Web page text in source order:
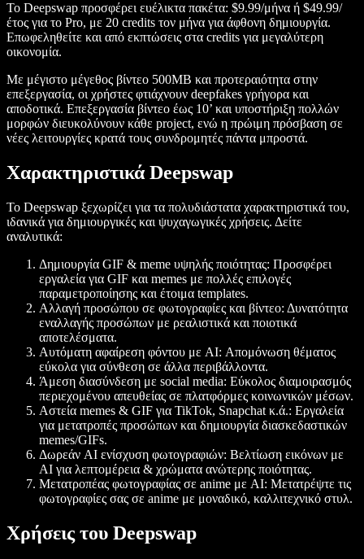
Το Deepswap προσφέρει ευέλικτα πακέτα: $9.99/μήνα ή $49.99/
έτος για το Pro, με 20 credits τον μήνα για άφθονη δημιουργία.
Επωφεληθείτε και από εκπτώσεις στα credits για μεγαλύτερη
οικονομία.
Με μέγιστο μέγεθος βίντεο 500MB και προτεραιότητα στην
επεξεργασία, οι χρήστες φτιάχνουν deepfakes γρήγορα και
αποδοτικά. Επεξεργασία βίντεο έως 10’ και υποστήριξη πολλών
μορφών διευκολύνουν κάθε project, ενώ η πρώιμη πρόσβαση σε
νέες λειτουργίες κρατά τους συνδρομητές πάντα μπροστά.
Χαρακτηριστικά Deepswap
Το Deepswap ξεχωρίζει για τα πολυδιάστατα χαρακτηριστικά του,
ιδανικά για δημιουργικές και ψυχαγωγικές χρήσεις. Δείτε
αναλυτικά:
Δημιουργία GIF & meme υψηλής ποιότητας: Προσφέρει
εργαλεία για GIF και memes με πολλές επιλογές
παραμετροποίησης και έτοιμα templates.
Αλλαγή προσώπου σε φωτογραφίες και βίντεο: Δυνατότητα
εναλλαγής προσώπων με ρεαλιστικά και ποιοτικά
αποτελέσματα.
Αυτόματη αφαίρεση φόντου με AI: Απομόνωση θέματος
εύκολα για σύνθεση σε άλλα περιβάλλοντα.
Άμεση διασύνδεση με social media: Εύκολος διαμοιρασμός
περιεχομένου απευθείας σε πλατφόρμες κοινωνικών μέσων.
Αστεία memes & GIF για TikTok, Snapchat κ.ά.: Εργαλεία
για μετατροπές προσώπων και δημιουργία διασκεδαστικών
memes/GIFs.
Δωρεάν AI ενίσχυση φωτογραφιών: Βελτίωση εικόνων με
AI για λεπτομέρεια & χρώματα ανώτερης ποιότητας.
Μετατροπέας φωτογραφίας σε anime με AI: Μετατρέψτε τις
φωτογραφίες σας σε anime με μοναδικό, καλλιτεχνικό στυλ.
Χρήσεις του Deepswap